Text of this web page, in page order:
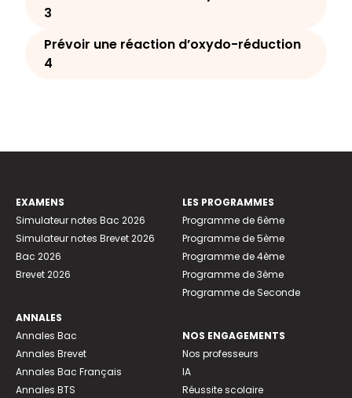
3
Prévoir une réaction d’oxydo-réduction
4
EXAMENS
Simulateur notes Bac 2026
Simulateur notes Brevet 2026
Bac 2026
Brevet 2026
ANNALES
Annales Bac
Annales Brevet
Annales Bac Français
Annales BTS
LES PROGRAMMES
Programme de 6ème
Programme de 5ème
Programme de 4ème
Programme de 3ème
Programme de Seconde
NOS ENGAGEMENTS
Nos professeurs
IA
Réussite scolaire